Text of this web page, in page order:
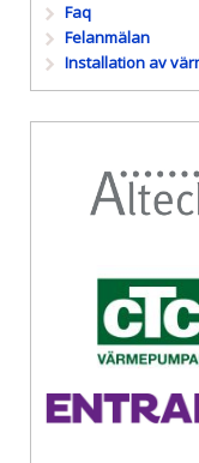
Faq
Felanmälan
Installation av